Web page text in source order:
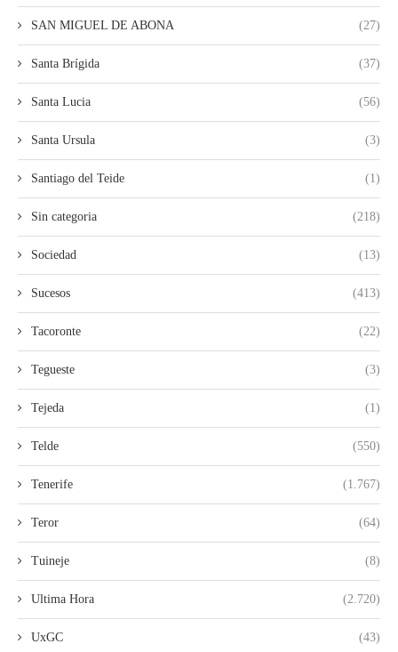
SAN MIGUEL DE ABONA (27)
Santa Brígida (37)
Santa Lucia (56)
Santa Ursula (3)
Santiago del Teide (1)
Sin categoria (218)
Sociedad (13)
Sucesos (413)
Tacoronte (22)
Tegueste (3)
Tejeda (1)
Telde (550)
Tenerife (1.767)
Teror (64)
Tuineje (8)
Ultima Hora (2.720)
UxGC (43)